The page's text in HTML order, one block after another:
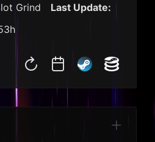
Grind
Last Update: